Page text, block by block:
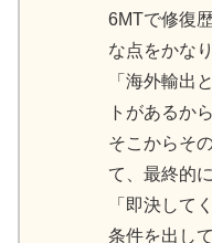
6MTで修復
な点をかな
「海外輸出
トがあるか
そこからそ
て、最終的に
「即決して
条件を出し